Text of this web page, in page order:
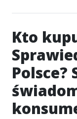
Kto
Polsce?